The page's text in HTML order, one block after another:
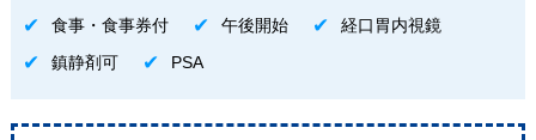
食事・食事券付
午後開始
経口胃内視鏡
鎮静剤可
PSA